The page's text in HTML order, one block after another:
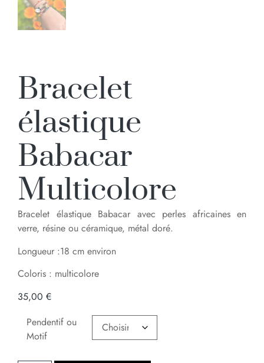
Bracelet
élastique
Babacar
Multicolore
Bracelet élastique Babacar avec perles africaines en
verre, résine ou céramique, métal doré.
Longueur :18 cm environ
Coloris : multicolore
35,00 €
Pendentif ou
Motif